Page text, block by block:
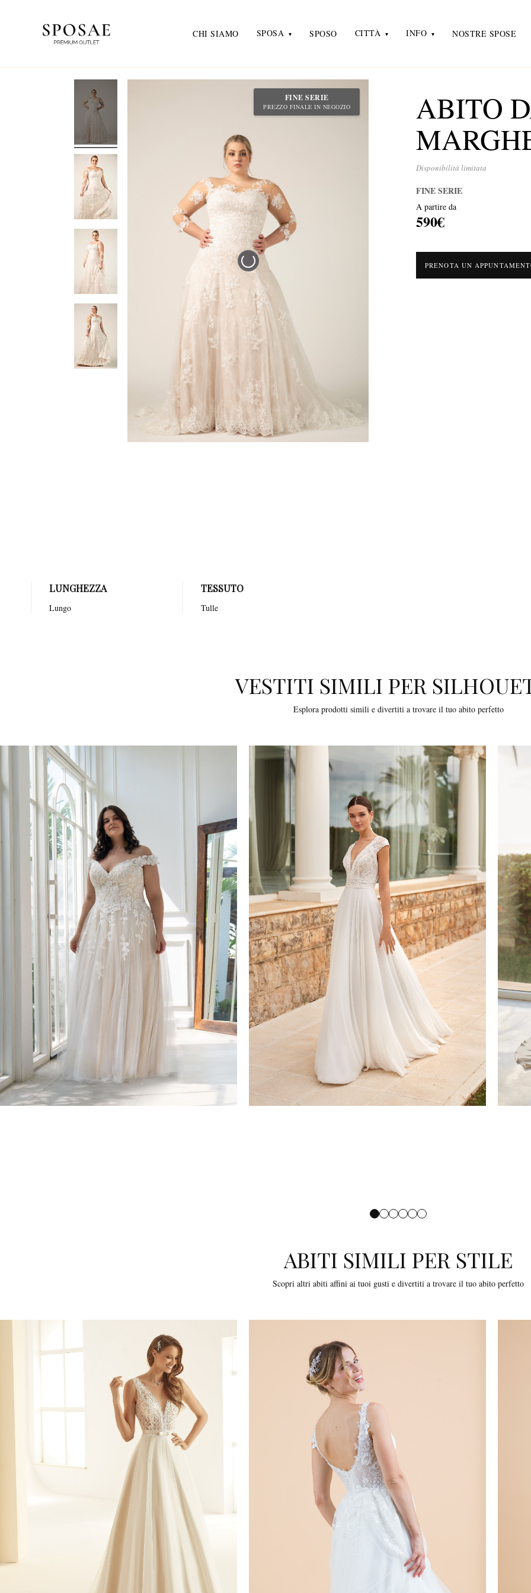
CHI SIAMO SPOSA SPOSO CITTÀ INFO NOSTRE SPOSE
FINE SERIE
PREZZO FINALE IN NEGOZIO
ABITO
Disponibilità limitata
FINE SERIE
A partire da
590€
PRENOTA UN
LUNGHEZZA
Lungo
TESSUTO
Tulle
VESTITI SIMILI PER
Esplora prodotti simili e divertiti a trovare il tuo abito perfetto
ABITI SIMILI PER STILE
Scopri altri abiti affini ai tuoi gusti e divertiti a trovare il tuo abito perfetto